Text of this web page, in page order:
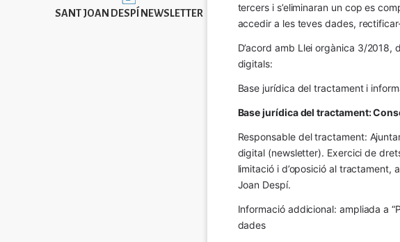
SANT JOAN DESPÍ NEWSLETTER
tercers i s’eliminaran un cop es
accedir a les teves dades,
D’acord amb Llei orgànica 3/
digitals:
Base jurídica del tractament i
Base jurídica del tractament:
Responsable del tractament:
digital (newsletter). Exercici de
limitació i d’oposició al tractament,
Joan Despí.
Informació addicional: ampliada a
dades